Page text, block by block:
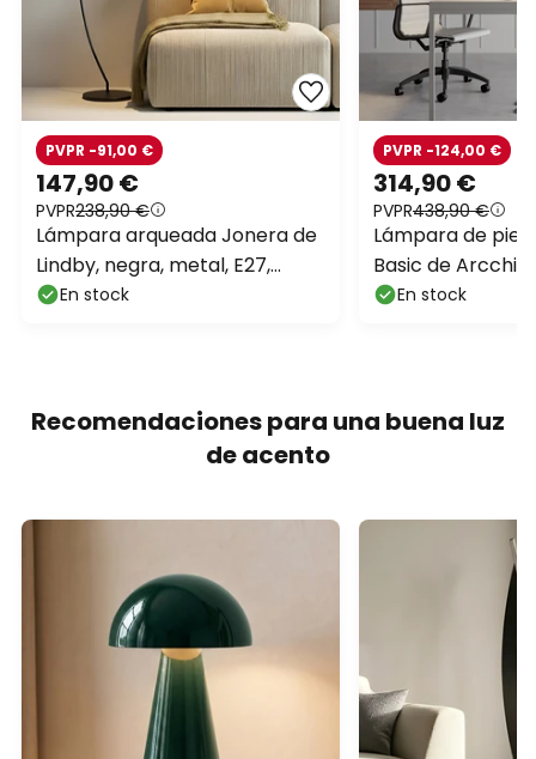
147,90 €
PVPR238,90 €
PVPR -91,00 €
Lámpara arqueada Jonera de
Lindby, negra, metal, E27,
altura 185 cm
En stock
314,90 €
PVPR438,90 €
PVPR -124,00 €
Lámpara de pie
Basic de
6000 lm,
En stock
Recomendaciones para una buena luz
de acento